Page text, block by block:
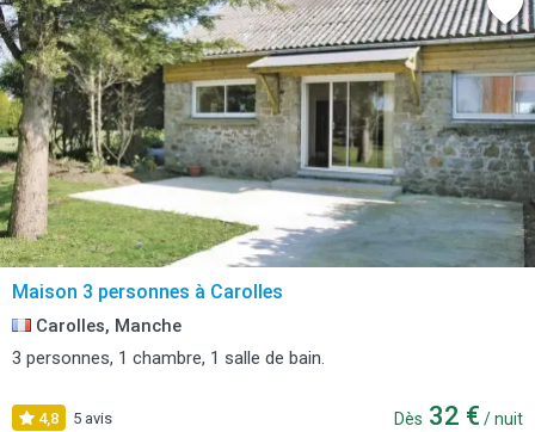
Maison 3 personnes à Carolles
Carolles, Manche
3 personnes, 1 chambre, 1 salle de bain.
4,8 5 avis Dès 32 € / nuit